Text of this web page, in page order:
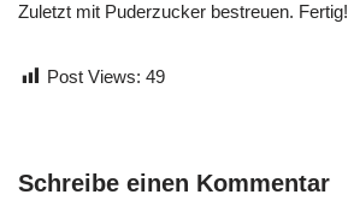
Zuletzt mit Puderzucker bestreuen. Fertig!
Post Views: 49
Schreibe einen Kommentar